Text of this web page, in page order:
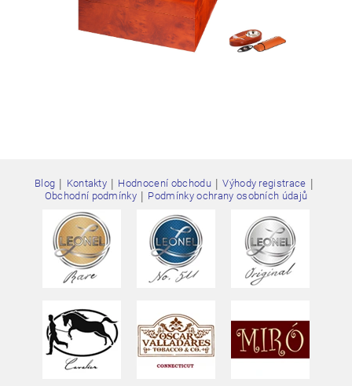
Blog Kontakty Hodnocení obchodu Výhody registrace
Obchodní podmínky Podmínky ochrany osobních údajů